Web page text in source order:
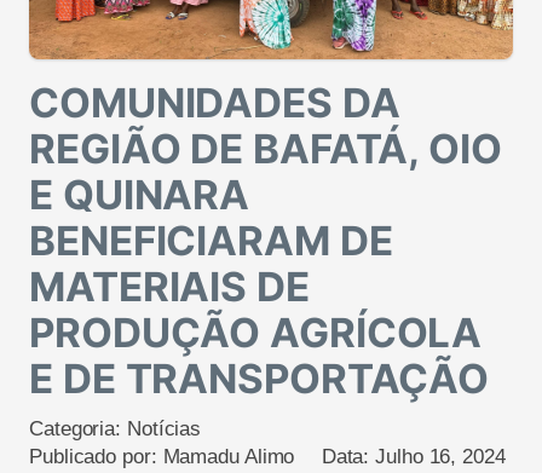
COMUNIDADES DA
REGIÃO DE BAFATÁ, OIO
E QUINARA
BENEFICIARAM DE
MATERIAIS DE
PRODUÇÃO AGRÍCOLA
E DE TRANSPORTAÇÃO
Categoria: Notícias
Publicado por: Mamadu Alimo Data:Julho 16, 2024